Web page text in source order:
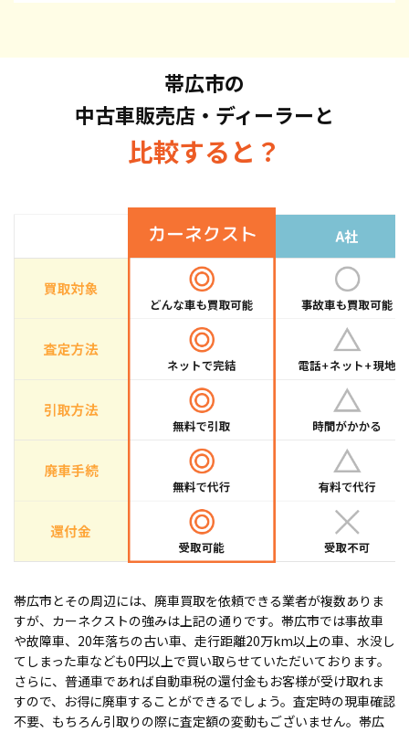
セイ・スカイライン・CX-5・ジムニーなど、車
種を問わずお持ち込みください。また、高価買
取している車種もございますので、お気軽にお
問い合わせください！
帯広市の
中古車販売店・ディーラーと
比較すると？
帯広市とその周辺には、廃車買取を依頼できる業者が複数ありま
すが、カーネクストの強みは上記の通りです。帯広市では事故車
や故障車、20年落ちの古い車、走行距離20万km以上の車、水没し
てしまった車なども0円以上で買い取らせていただいております。
さらに、普通車であれば自動車税の還付金もお客様が受け取れま
すので、お得に廃車することができるでしょう。査定時の現車確認
不要、もちろん引取りの際に査定額の変動もございません。帯広